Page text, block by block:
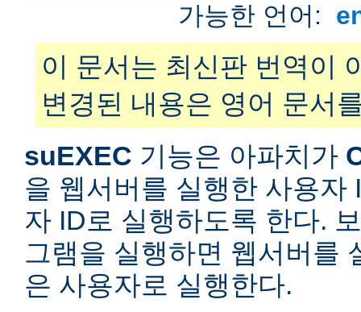
가능한 언어:
이 문서는 최신판 번역이
변경된 내용은 영어 문서
suEXEC 기능은 아파치가
을 웹서버를 실행한 사용자
자 ID로 실행하도록 한다.
그램을 실행하면 웹서버를
은 사용자로 실행한다.